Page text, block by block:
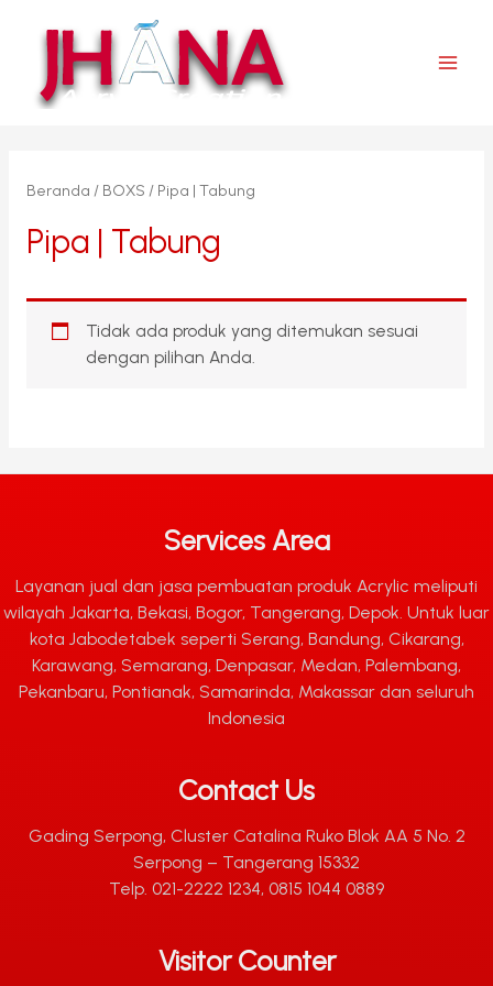
Beranda / BOXS / Pipa | Tabung
Pipa | Tabung
Tidak ada produk yang ditemukan sesuai
dengan pilihan Anda.
Services Area
Layanan jual dan jasa pembuatan produk Acrylic meliputi
wilayah Jakarta, Bekasi, Bogor, Tangerang, Depok. Untuk luar
kota Jabodetabek seperti Serang, Bandung, Cikarang,
Karawang, Semarang, Denpasar, Medan, Palembang,
Pekanbaru, Pontianak, Samarinda, Makassar dan seluruh
Indonesia
Contact Us
Gading Serpong, Cluster Catalina Ruko Blok AA 5 No. 2
Serpong – Tangerang 15332
Telp. 021-2222 1234, 0815 1044 0889
Visitor Counter